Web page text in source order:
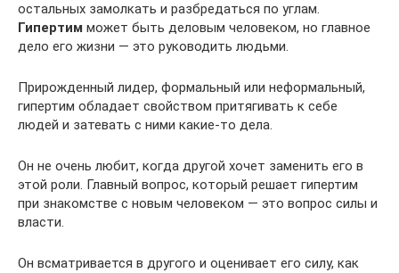
остальных замолкать и разбредаться по углам.
Гипертим может быть деловым человеком, но главное
дело его жизни — это руководить людьми.
Прирожденный лидер, формальный или неформальный,
гипертим обладает свойством притягивать к себе
людей и затевать с ними какие-то дела.
Он не очень любит, когда другой хочет заменить его в
этой роли. Главный вопрос, который решает гипертим
при знакомстве с новым человеком — это вопрос силы и
власти.
Он всматривается в другого и оценивает его силу, как